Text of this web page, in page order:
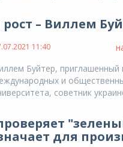
– Виллем
11:40
Буйтер,
и
советник
для